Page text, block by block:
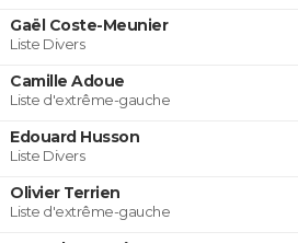
Gaël Coste-Meunier
Liste Divers
Camille Adoue
Liste d'extrême-gauche
Edouard Husson
Liste Divers
Olivier Terrien
Liste d'extrême-gauche